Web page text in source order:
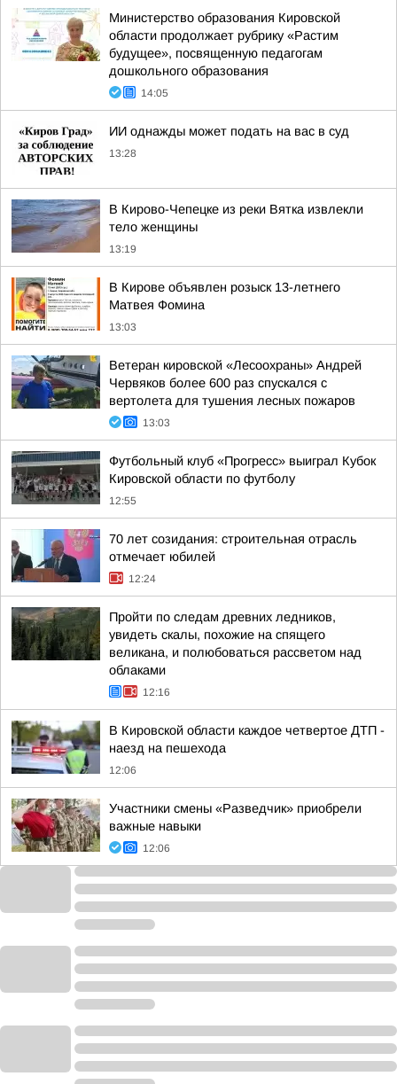
Министерство образования Кировской
области продолжает рубрику «Растим
будущее», посвященную педагогам
дошкольного образования
14:05
ИИ однажды может подать на вас в суд
13:28
В Кирово-Чепецке из реки Вятка извлекли
тело женщины
13:19
В Кирове объявлен розыск 13-летнего
Матвея Фомина
13:03
Ветеран кировской «Лесоохраны» Андрей
Червяков более 600 раз спускался с
вертолета для тушения лесных пожаров
13:03
Футбольный клуб «Прогресс» выиграл Кубок
Кировской области по футболу
12:55
70 лет созидания: строительная отрасль
отмечает юбилей
12:24
Пройти по следам древних ледников,
увидеть скалы, похожие на спящего
великана, и полюбоваться рассветом над
облаками
12:16
В Кировской области каждое четвертое ДТП -
наезд на пешехода
12:06
Участники смены «Разведчик» приобрели
важные навыки
12:06